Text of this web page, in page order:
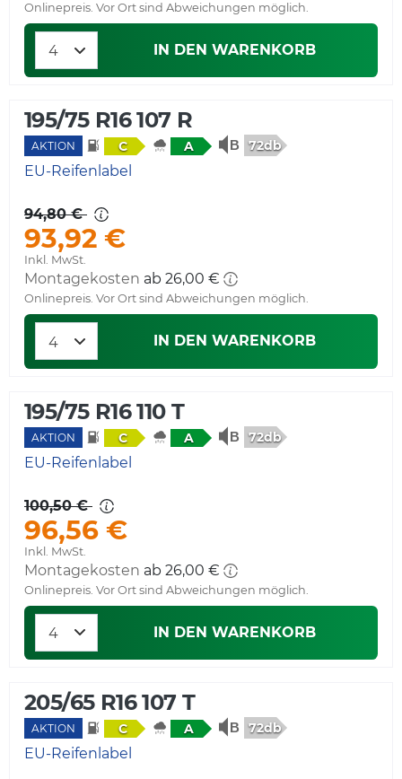
Onlinepreis. Vor Ort sind Abweichungen möglich.
IN DEN WARENKORB
195/75 R16 107 R
AKTION C A 72db
EU-Reifenlabel
94,80 €
93,92 €
Inkl. MwSt.
Montagekosten ab 26,00 €
Onlinepreis. Vor Ort sind Abweichungen möglich.
IN DEN WARENKORB
195/75 R16 110 T
AKTION C A 72db
EU-Reifenlabel
100,50 €
96,56 €
Inkl. MwSt.
Montagekosten ab 26,00 €
Onlinepreis. Vor Ort sind Abweichungen möglich.
IN DEN WARENKORB
205/65 R16 107 T
AKTION C A 72db
EU-Reifenlabel